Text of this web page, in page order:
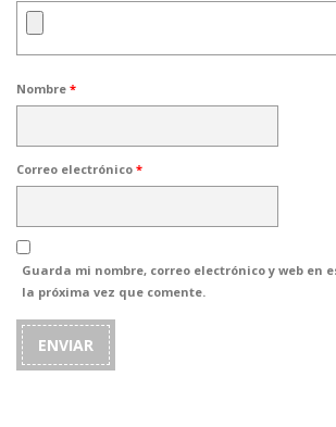
Nombre *
Correo electrónico *
Guarda mi nombre, correo electrónico y web en
la próxima vez que comente.